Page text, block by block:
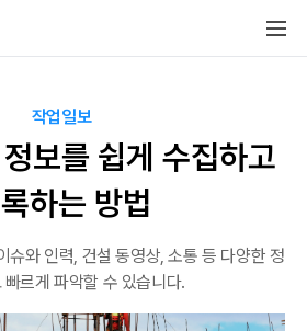
작업일보
보를 쉽게 수집하고
하는 방법
슈와 인력, 건설 동영상, 소통 등 다양한 정
빠르게 파악할 수 있습니다.